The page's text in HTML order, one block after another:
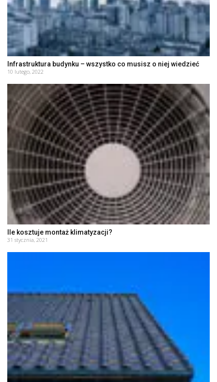
Infrastruktura budynku – wszystko co musisz o niej wiedzieć
10 lutego, 2022
Ile kosztuje montaż klimatyzacji?
31 stycznia, 2021